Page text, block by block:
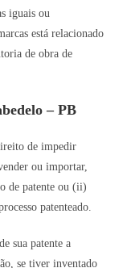
iguais ou
está relacionado
de obra de
– PB
de impedir
ou importar,
de patente ou (ii)
patenteado.
sua patente a
se tiver inventado